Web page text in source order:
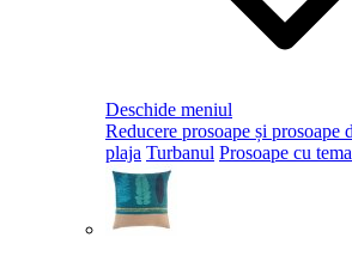
Deschide meniul
Reducere prosoape și prosoape
plaja Turbanul Prosoape cu